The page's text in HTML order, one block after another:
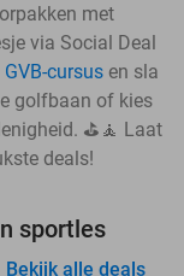
met
via Social Deal
GVB-cursus en sla
golfbaan of kies
⛳🧘 Laat
deals!
sportles
Bekijk alle deals